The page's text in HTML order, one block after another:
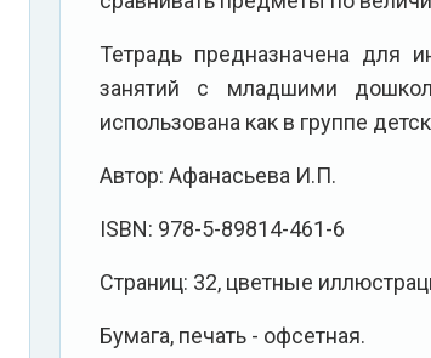
Тетрадь предназначена для
занятий с младшими
использована как в группе
Автор: Афанасьева И.П.
ISBN: 978-5-89814-461-6
Страниц: 32, цветные
Бумага, печать - офсетная.